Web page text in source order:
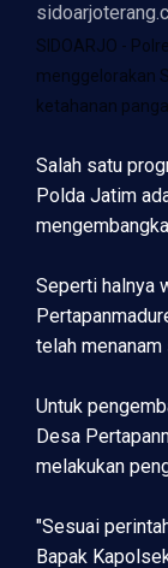
SIDOARJO -
menggelorakan
ketahanan
Salah satu
Polda Jatim
Seperti halnya
telah
Untuk
Desa
melakukan
"Sesuai
Bapak